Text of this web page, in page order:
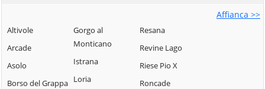
Affianca >>
Altivole
Arcade
Asolo
Borso del Grappa
Gorgo al
Monticano
Istrana
Loria
Resana
Revine Lago
Riese Pio X
Roncade